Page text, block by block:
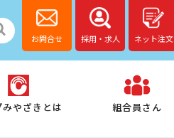
お問合せ 採用・求人 ネット注文
みやざきとは 組合員さん